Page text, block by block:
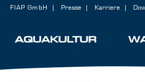
AQUAKULTUR
FIAP GmbH Presse Karriere